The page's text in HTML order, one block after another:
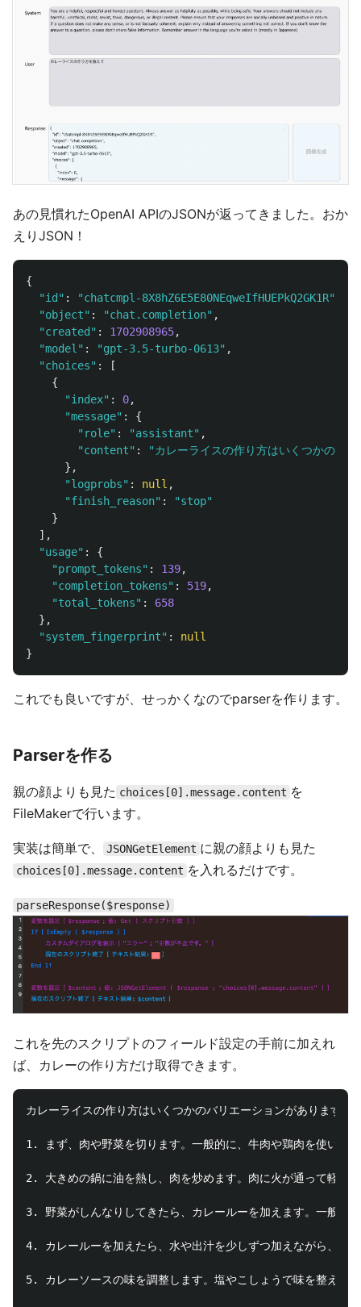
あの見慣れたOpenAI APIのJSONが返ってきました。おか
えりJSON！
{
"id " : "chatcmpl-8X8hZ6E5E80NEqweIfHUEPkQ2GK1R"
"object" : "chat.completion" ,
"created " : 1702908965,
"model " : "gpt-3.5-turbo-0613" ,
"choices" :
[
{
"index" : 0,
"message" :
{
" role" : "assistant" ,
"content" : "カレーライスの作り方はいくつかのバ
},
"logprobs" : null ,
"finish_reason" : "stop"
}
],
"usage" :
{
"prompt_tokens" : 139,
"completion_tokens" : 519,
"total_tokens" :
658
},
"system_fingerprint" :
null
}
これでも良いですが、せっかくなのでparserを作ります。
Parserを作る
親の顔よりも見た choices[0].message.content を
FileMakerで行います。
実装は簡単で、 JSONGetElement に親の顔よりも見た
choices[0].message.content を入れるだけです。
parseResponse($response)
これを先のスクリプトのフィールド設定の手前に加えれ
ば、カレーの作り方だけ取得できます。
カレーライスの作り方はいくつかのバリエーションがありますが
1. まず、肉や野菜を切ります。一般的に、牛肉や鶏肉を使いま
2. 大きめの鍋に油を熱し、肉を炒めます。肉に火が通って軽く
3. 野菜がしんなりしてきたら、カレールーを加えます。一般的
4. カレールーを加えたら、水や出汁を少しずつ加えながら、ル
5. カレーソースの味を調整します。塩やこしょうで味を整え、